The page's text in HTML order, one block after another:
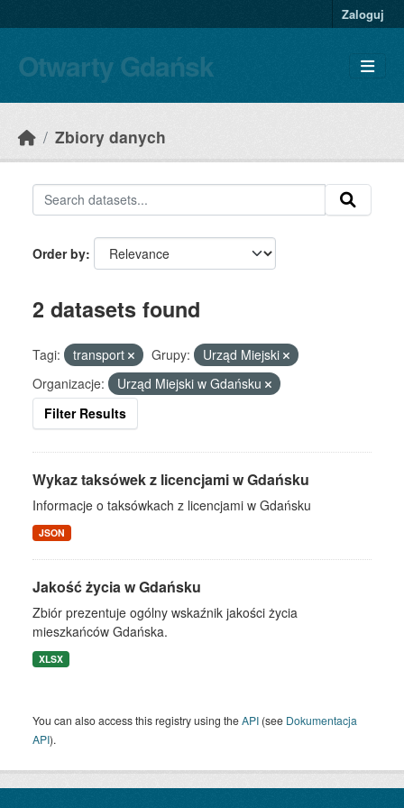
Zaloguj
Otwarty Gdańsk
Zbiory danych
Order by
2 datasets found
Tagi: transport Grupy:
Urząd Miejski
Organizacje:
Urząd Miejski w Gdańsku
Filter Results
Wykaz taksówek z licencjami w Gdańsku
Informacje o taksówkach z licencjami w Gdańsku
JSON
Jakość życia w Gdańsku
Zbiór prezentuje ogólny wskaźnik jakości życia
mieszkańców Gdańska.
XLSX
You can also access this registry using theAPI (see Dokumentacja
API).